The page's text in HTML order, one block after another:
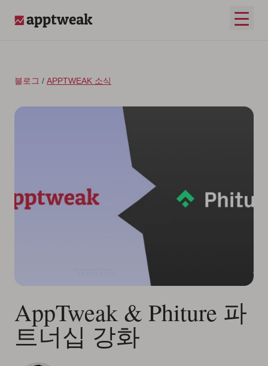
메인
블로그 / APPTWEAK 소식
AppTweak & Phiture 파
트너십 강화